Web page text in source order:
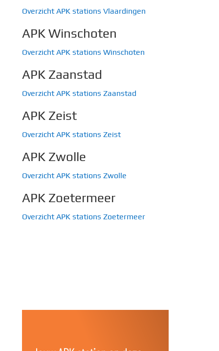
Overzicht APK stations Vlaardingen
APK Winschoten
Overzicht APK stations Winschoten
APK Zaanstad
Overzicht APK stations Zaanstad
APK Zeist
Overzicht APK stations Zeist
APK Zwolle
Overzicht APK stations Zwolle
APK Zoetermeer
Overzicht APK stations Zoetermeer